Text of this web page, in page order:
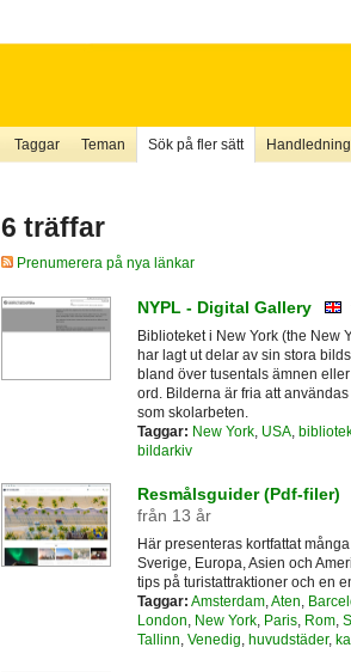
Taggar Teman Sök på fler sätt Handledning
6 träffar
Prenumerera på nya länkar
NYPL - Digital Gallery
Biblioteket i New York (the New
har lagt ut delar av sin stora
bland över tusentals ämnen
ord. Bilderna är fria att
som skolarbeten.
Taggar: New York, USA,
bildarkiv
Resmålsguider (Pdf-filer)
från 13 år
Här presenteras kortfattat
Sverige, Europa, Asien och
tips på turistattraktioner och en
Taggar: Amsterdam,Aten,
London, New York, Paris, Rom,
Tallinn, Venedig, huvudstäder,